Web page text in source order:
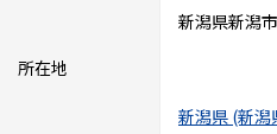
所在地
新潟県新潟市
新潟県 (新潟